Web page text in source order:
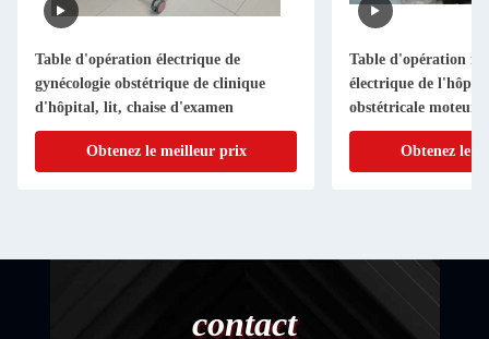
Table d'opération électrique de
gynécologie obstétrique de clinique
d'hôpital, lit, chaise d'examen
Obtenez le meilleur prix
Table d'opération
électrique de
obstétricale moteur
Obtenez le
contact